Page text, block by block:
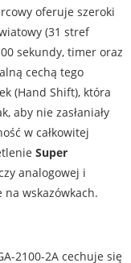
oferuje szeroki
(31 stref
sekundy, timer oraz
cechą tego
(Hand Shift), która
aby nie zasłaniały
w całkowitej
Super
analogowej i
na wskazówkach.
2100-2A cechuje się